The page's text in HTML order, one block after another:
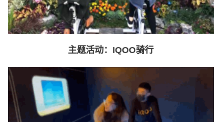
主题活动：IQOO骑行